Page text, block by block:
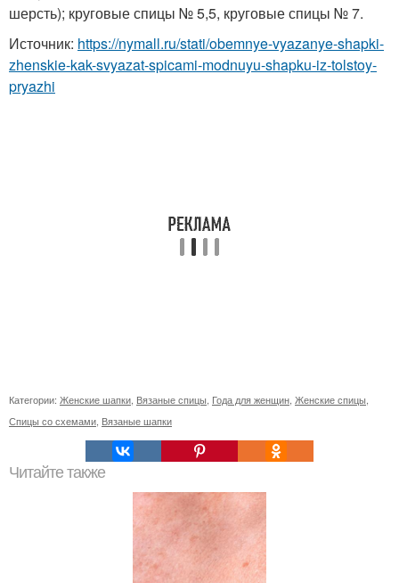
шерсть); круговые спицы № 5,5, круговые спицы № 7.
Источник: https://nymall.ru/stati/obemnye-vyazanye-shapki-
zhenskie-kak-svyazat-spicami-modnuyu-shapku-iz-tolstoy-
pryazhi
Категории: Женские шапки Вязаные спицы Года для женщин Женские спицы
Спицы со схемами Вязаные шапки
Читайте также